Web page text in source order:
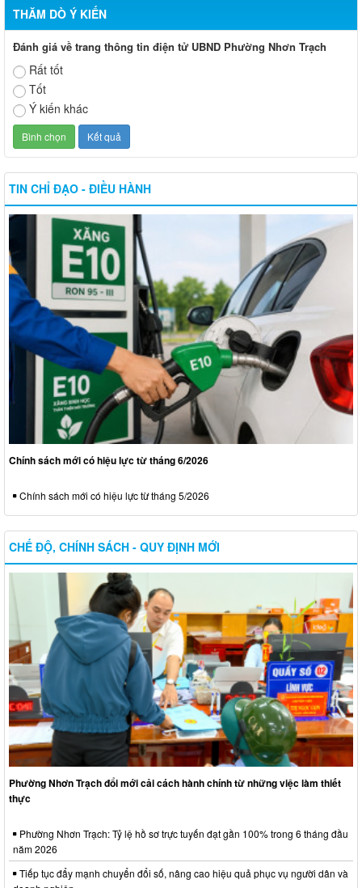
THĂM DÒ Ý KIẾN
Đánh giá về trang thông tin điện tử UBND Phường Nhơn Trạch
Rất tốt
Tốt
Ý kiến khác
TIN CHỈ ĐẠO - ĐIỀU HÀNH
Chính sách mới có hiệu lực từ tháng 6/2026
Chính sách mới có hiệu lực từ tháng 5/2026
CHẾ ĐỘ, CHÍNH SÁCH - QUY ĐỊNH MỚI
Phường Nhơn Trạch đổi mới cải cách hành chính từ những việc làm thiết
thực
Phường Nhơn Trạch: Tỷ lệ hồ sơ trực tuyến đạt gần 100% trong 6 tháng đầu
năm 2026
Tiếp tục đẩy mạnh chuyển đổi số, nâng cao hiệu quả phục vụ người dân và